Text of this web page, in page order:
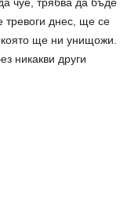
тревоги днес, ще се
ще ни унищожи.
никакви други